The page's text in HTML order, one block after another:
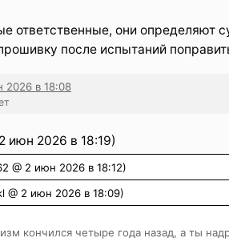
ответственные, они определяют
после испытаний
2026 в 18:08
июн 2026 в 18:19)
@ 2 июн 2026 в 18:12)
@ 2 июн 2026 в 18:09)
кончился четыре года назад, а ты